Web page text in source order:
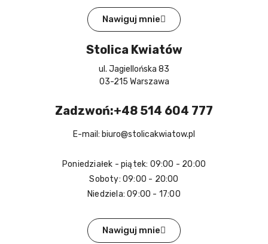
Nawiguj mnie
Stolica Kwiatów
ul. Jagiellońska 83
03-215 Warszawa
Zadzwoń:+48 514 604 777
E-mail: biuro@stolicakwiatow.pl
Poniedziałek - piątek: 09:00 - 20:00
Soboty: 09:00 - 20:00
Niedziela: 09:00 - 17:00
Nawiguj mnie